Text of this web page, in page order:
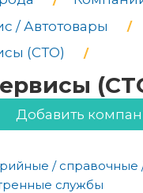
/ Автотовары
(СТО)
Добавить
/ справочные
службы